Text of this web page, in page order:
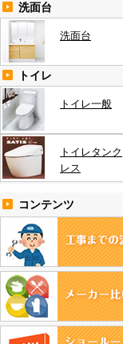
洗面台
洗面台
トイレ
トイレ一般
トイレタンク
レス
コンテンツ